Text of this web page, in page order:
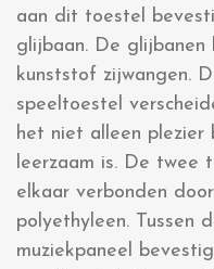
aan dit toestel
glijbaan. De
kunststof zijwangen.
speeltoestel
het niet alleen plezier
leerzaam is. De twee
elkaar verbonden
polyethyleen. Tussen
muziekpaneel